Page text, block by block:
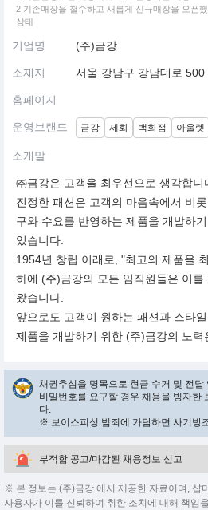
2.기존매장을 철수하고 새롭게 신규매장을 오픈
상태
기업명 (주)금강
소재지 서울 강남구 강남대로 500
홈페이지
운영브랜드 금강 제화 백화점 아울렛
소개말
㈜금강은 고객을 최우선으로 생각합니
진정한 패션은 고객의 마음속에서 비
구와 수요를 반영하는 제품을 개발하
있습니다.
1954년 창립 이래로, "최고의 제품을
하에 (주)금강의 모든 임직원들은 이
왔습니다.
앞으로도 고객이 원하는 패션과 스타
제품을 개발하기 위한 (주)금강의 노력
채권추심을 명목으로 현금 수거 및 전
비밀번호를 요구할 경우 채용을 빙자한
다.
※ 보이스피싱 범죄에 가담하면 사기방
부적합 공고/마감된 채용정보 신고
※ 본 정보는 (주)금강 에서 제공한 자료이며, 샵
사용자가 이를 신뢰하여 취한 조치에 대해 책임